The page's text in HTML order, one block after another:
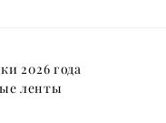
2026 года
ленты